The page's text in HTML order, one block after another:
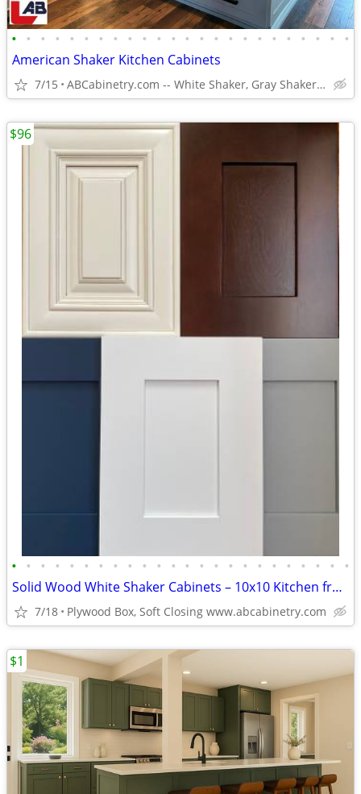
• • • • • • • • • • • • • • • • • • • • • • • •
American Shaker Kitchen Cabinets
7/15 ABCabinetry.com -- White Shaker, Gray Shaker, Raised Panel
• • • • • • • • • • • • • • • • • • • • • • • •
Solid Wood White Shaker Cabinets – 10x10 Kitchen from $1,950+ (Free De
7/18 Plywood Box, Soft Closing www.abcabinetry.com
$96
$1